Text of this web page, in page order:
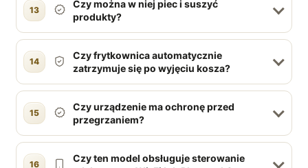
13
Czy można w niej piec i suszyć
produkty?
14
Czy frytkownica automatycznie
zatrzymuje się po wyjęciu kosza?
15
Czy urządzenie ma ochronę przed
przegrzaniem?
16
Czy ten model obsługuje sterowanie